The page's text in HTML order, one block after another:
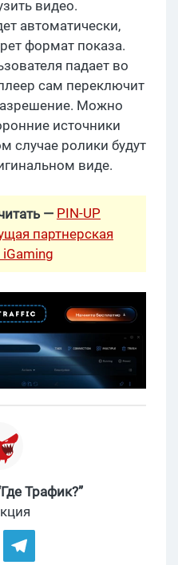
видео.
автоматически,
формат показа.
падает во
сам переключит
Можно
источники
случае ролики будут
виде.
— PIN-UP
партнерская
Трафик?”